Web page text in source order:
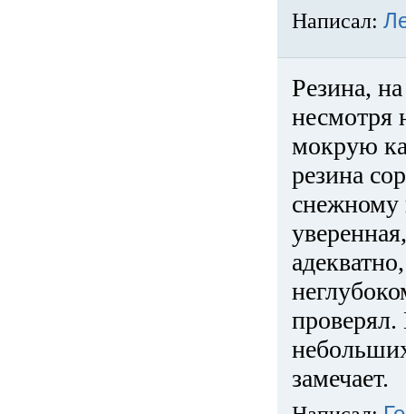
Написал:
Резина,
несмотря
мокрую
резина
снежному
замечает.